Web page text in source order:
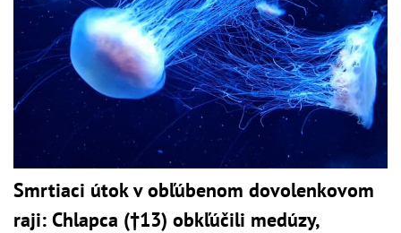
Smrtiaci útok v obľúbenom dovolenkovom
raji: Chlapca (†13) obkľúčili medúzy,